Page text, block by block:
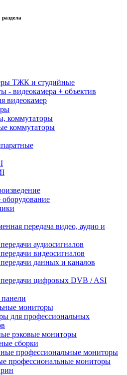
ТЖК и студийные
- видеокамера + объектив
видеокамер
коммутаторы
коммутаторы
передача видео, аудио и
аудиосигналов
видеосигналов
данных и каналов
цифровых DVB / ASI
мониторы
для профессиональных
рэковые мониторы
сборки
профессиональные мониторы
профессиональные мониторы